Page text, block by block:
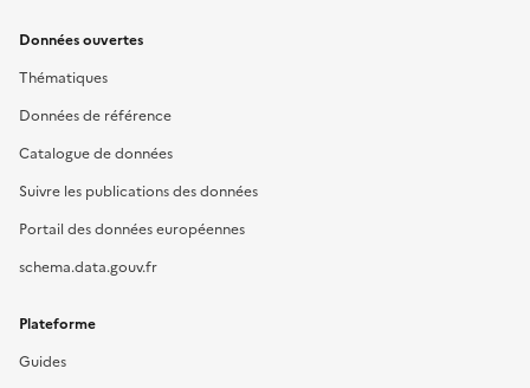
Données ouvertes
Thématiques
Données de référence
Catalogue de données
Suivre les publications des données
Portail des données européennes
schema.data.gouv.fr
Plateforme
Guides